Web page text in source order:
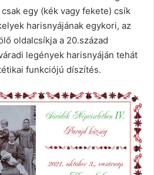
egy (kék vagy fekete) csík
harisnyájának egykori, az
oldalcsíkja a 20.század
legények harisnyáján tehát
funkciójú díszítés.